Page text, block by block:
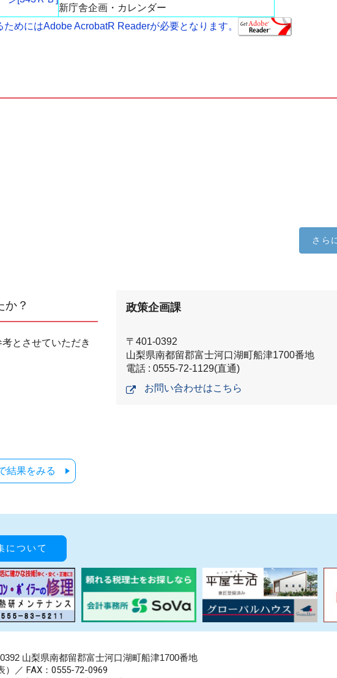
新庁舎企画・カレンダー
ためにはAdobe AcrobatR Readerが必要となります。
さら
か？
とさせていただき
結果をみる
政策企画課
〒401-0392
山梨県南都留郡富士河口湖町船津1700番地
電話 : 0555-72-1129(直通)
お問い合わせはこちら
について
山梨県南都留郡富士河口湖町船津1700番地
）／ FAX：0555-72-0969